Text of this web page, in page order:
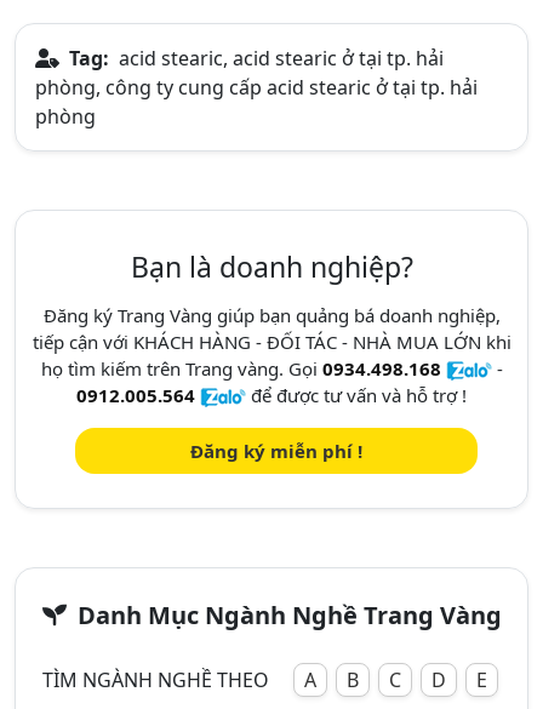
Tag: acid stearic, acid stearic ở tại tp. hải
phòng, công ty cung cấp acid stearic ở tại tp. hải
phòng
Bạn là doanh nghiệp?
Đăng ký Trang Vàng giúp bạn quảng bá doanh nghiệp,
tiếp cận với KHÁCH HÀNG - ĐỐI TÁC - NHÀ MUA LỚN khi
họ tìm kiếm trên Trang vàng. Gọi 0934.498.168
-
0912.005.564
để được tư vấn và hỗ trợ !
Đăng ký miễn phí !
Danh Mục Ngành Nghề Trang Vàng
TÌM NGÀNH NGHỀ THEO A B C D E